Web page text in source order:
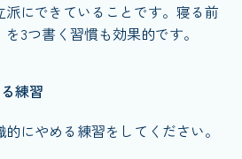
にできていることです。寝る前
3つ書く習慣も効果的です。
練習
にやめる練習をしてください。